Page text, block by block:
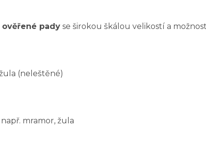
pady se širokou škálou velikostí a
(neleštěné)
mramor, žula